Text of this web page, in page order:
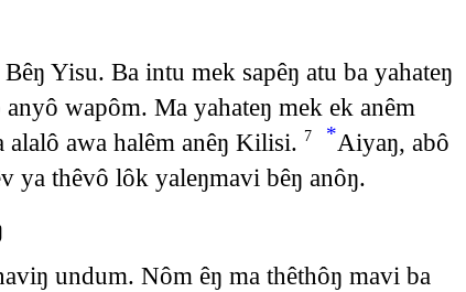
Yisu. Ba intu mek sapêŋ atu ba yahateŋ
wapôm. Ma yahateŋ mek ek anêm
awa halêm anêŋ Kilisi. 7 *Aiyaŋ, abô
ya thêvô lôk yaleŋmavi bêŋ anôŋ.
undum. Nôm êŋ ma thêthôŋ mavi ba